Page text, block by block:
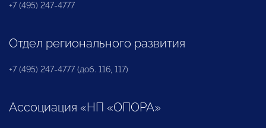
+7 (495) 247-4777
Отдел регионального развития
+7 (495) 247-4777 (доб. 116, 117)
Ассоциация «НП «ОПОРА»